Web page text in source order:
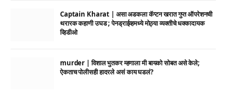
Captain Kharat | असा अडकला कॅप्टन खरात गुप्त ऑपरेशनची
थरारक कहाणी उघड ; पेनड्राईव्हमध्ये मोठ्या व्यक्तीचे धक्कादायक
व्हिडीओ
murder | विशाल भुतकर म्हणाला मी बायको सोबत असे केले;
ऐकताच पोलीसही हादरले असं काय घडलं?